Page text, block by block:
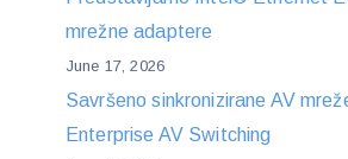
mrežne adaptere
June 17, 2026
Savršeno sinkronizirane AV
Enterprise AV Switching